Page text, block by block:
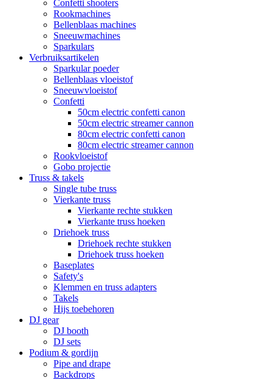
Confetti shooters
Rookmachines
Bellenblaas machines
Sneeuwmachines
Sparkulars
Verbruiksartikelen
Sparkular poeder
Bellenblaas vloeistof
Sneeuwvloeistof
Confetti
50cm electric confetti canon
50cm electric streamer cannon
80cm electric confetti canon
80cm electric streamer cannon
Rookvloeistof
Gobo projectie
Truss & takels
Single tube truss
Vierkante truss
Vierkante rechte stukken
Vierkante truss hoeken
Driehoek truss
Driehoek rechte stukken
Driehoek truss hoeken
Baseplates
Safety's
Klemmen en truss adapters
Takels
Hijs toebehoren
DJ gear
DJ booth
DJ sets
Podium & gordijn
Pipe and drape
Backdrops